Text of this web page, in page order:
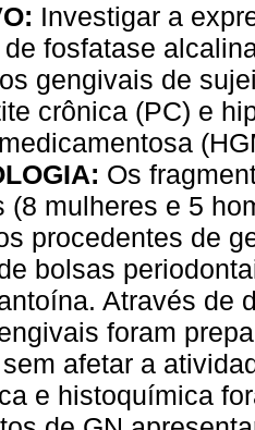
Investigar a
fosfatase
gengivais de
crônica (PC) e
Os
(8 mulheres e 5
procedentes de
bolsas
Através de
foram
afetar a
e histoquímica